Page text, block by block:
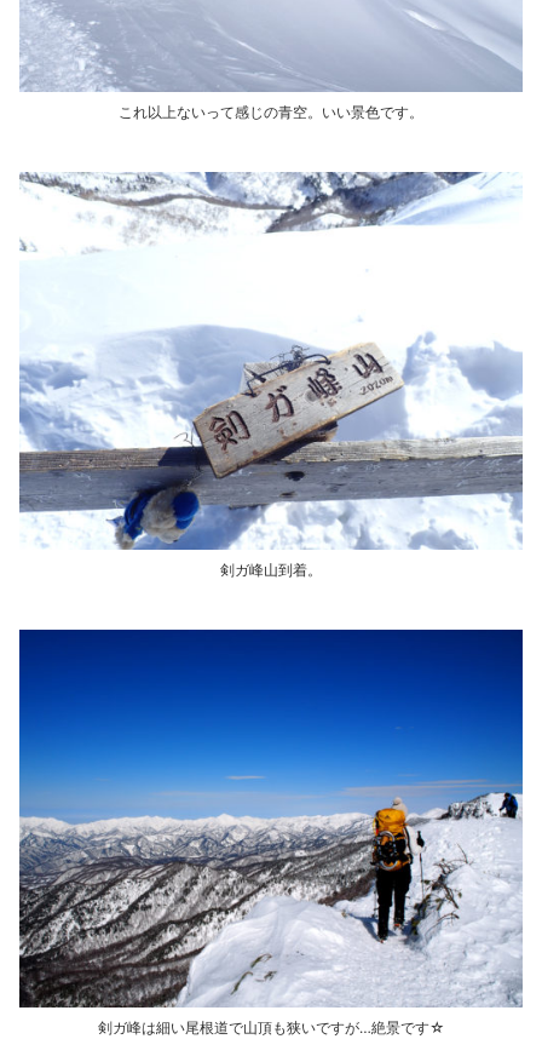
これ以上ないって感じの青空。いい景色です。
剣ガ峰山到着。
剣ガ峰は細い尾根道で山頂も狭いですが…絶景です☆